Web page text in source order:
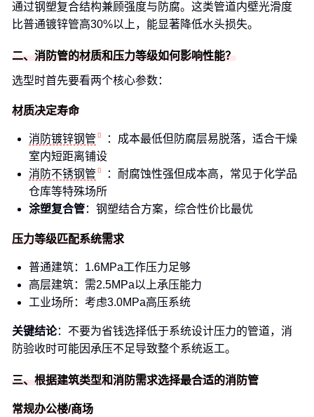
通过钢塑复合结构兼顾强度与防腐。这类管道内壁光滑度
比普通镀锌管高30%以上，能显著降低水头损失。
二、消防管的材质和压力等级如何影响性能？
选型时首先要看两个核心参数：
材质决定寿命
消防镀锌钢管
：成本最低但防腐层易脱落，适合干燥
室内短距离铺设
消防不锈钢管
：耐腐蚀性强但成本高，常见于化学品
仓库等特殊场所
涂塑复合管：钢塑结合方案，综合性价比最优
压力等级匹配系统需求
普通建筑：1.6MPa工作压力足够
高层建筑：需2.5MPa以上承压能力
工业场所：考虑3.0MPa高压系统
关键结论：不要为省钱选择低于系统设计压力的管道，消
防验收时可能因承压不足导致整个系统返工。
三、根据建筑类型和消防需求选择最合适的消防管
常规办公楼/商场